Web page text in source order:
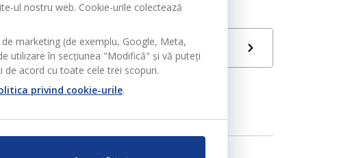
Limbă
RO
ul nostru web. Cookie-urile colectează
marketing (de exemplu, Google, Meta,
utilizare în secțiunea "Modifică" și vă puteți
acord cu toate cele trei scopuri.
privind cookie-urile.